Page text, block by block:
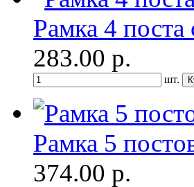
Рамка 4
283.00 р.
шт.
Рамка 5
374.00 р.